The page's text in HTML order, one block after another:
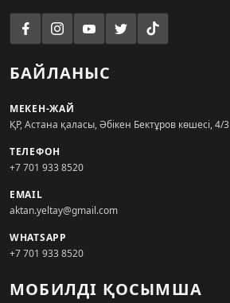
БАЙЛАНЫС
МЕКЕН-ЖАЙ
ҚР, Астана қаласы, Әбікен Бектұров көшесі, 4/3
ТЕЛЕФОН
+7 701 933 8520
EMAIL
aktan.yeltay@gmail.com
WHATSAPP
+7 701 933 8520
МОБИЛДІ ҚОСЫМША